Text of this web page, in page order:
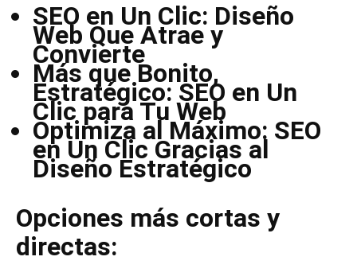
SEO en Un Clic: Diseño
Web Que Atrae y
Convierte
Más que Bonito,
Estratégico: SEO en Un
Clic para Tu Web
Optimiza al Máximo: SEO
en Un Clic Gracias al
Diseño Estratégico
Opciones más cortas y
directas: